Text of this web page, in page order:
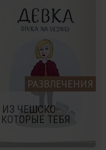
РАЗВЛЕЧЕНИЯ
ИЗ ЧЕШСКО-
ТЕБЯ